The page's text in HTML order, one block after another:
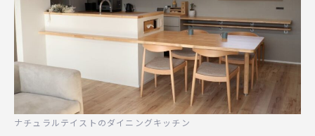
ナチュラルテイストのダイニングキッチン